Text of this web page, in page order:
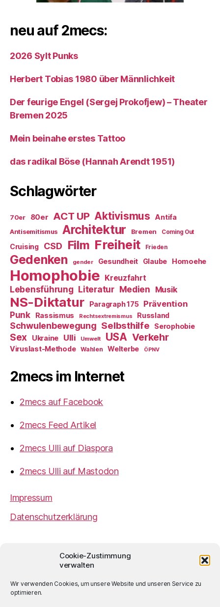
Cookie-Zustimmung
verwalten
Wir verwenden Cookies, um unsere Website und unseren Service zu
optimieren.
neu auf 2mecs:
2026 Sylt Punks
Herbert Tobias 1980 über Männlichkeit
Der feurige Engel (Sergej Prokofjew) – Theater
Bremen 2025
Mein beinahe erstes Tattoo
das radikal Böse (Hannah Arendt 1951)
Schlagwörter
70er 80er ACT UP Aktivismus Antifa
Antisemitismus Architektur Bremen Coming Out
Cruising CSD Film Freiheit Frieden
Gedenken gender Gesundheit Glaube Homoehe
Homophobie Kreuzfahrt
Lebensführung Literatur Medien Musik
NS-Diktatur Paragraph 175
Prävention
Punk
Rassismus Rechtsextremismus Russland
Schwulenbewegung Selbsthilfe Serophobie
Sex Ukraine Ulli Umwelt USA Verkehr
Viruslast-Methode Wahlen Welterbe ÖPNV
2mecs im Internet
2mecs auf Facebook
2mecs Feed Artikel
2mecs Ulli auf Diaspora
2mecs Ulli auf Mastodon
Impressum
Datenschutzerklärung
Ulrich Würdemannist sofern nicht
anders angegeben lizenziert unter einer
Creative
Lizenz.